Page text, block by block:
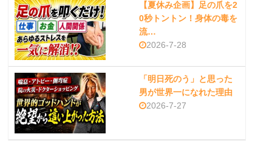
【夏休み企画】足の爪を2
0秒トントン！身体の毒を
流…
2026-7-28
「明日死のう」と思った
男が世界一になれた理由
2026-7-27